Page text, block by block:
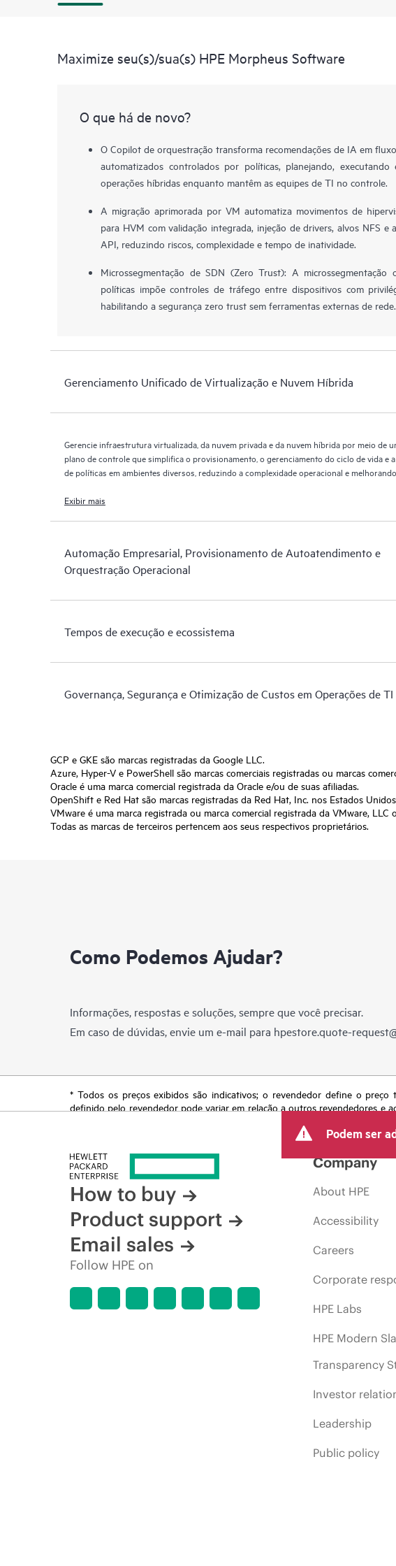
Maximize seu(s)/sua(s) HPE Morpheus Software
O que há de novo?
O Copilot de orquestração transforma recomendações de IA em
automatizados controlados por políticas, planejando, executando
operações híbridas enquanto mantêm as equipes de TI no controle.
A migração aprimorada por VM automatiza movimentos de
para HVM com validação integrada, injeção de drivers, alvos NFS e
API, reduzindo riscos, complexidade e tempo de inatividade.
Microssegmentação de SDN (Zero Trust): A microssegmentação
políticas impõe controles de tráfego entre dispositivos com
habilitando a segurança zero trust sem ferramentas externas de rede.
Gerenciamento Unificado de Virtualização e Nuvem Híbrida
Gerencie infraestrutura virtualizada, da nuvem privada e da nuvem híbrida por meio de
plano de controle que simplifica o provisionamento, o gerenciamento do ciclo de vida e
de políticas em ambientes diversos, reduzindo a complexidade operacional e
Exibir mais
Automação Empresarial, Provisionamento de Autoatendimento e
Orquestração Operacional
Tempos de execução e ecossistema
Governança, Segurança e Otimização de Custos em Operações de TI
GCP e GKE são marcas registradas da Google LLC.
Azure, Hyper-V e PowerShell são marcas comerciais registradas ou marcas
Oracle é uma marca comercial registrada da Oracle e/ou de suas afiliadas.
OpenShift e Red Hat são marcas registradas da Red Hat, Inc. nos Estados
VMware é uma marca registrada ou marca comercial registrada da VMware,
Todas as marcas de terceiros pertencem aos seus respectivos proprietários.
Como Podemos Ajudar?
Informações, respostas e soluções, sempre que você precisar.
Em caso de dúvidas, envie um e-mail para hpestore.quote-
* Todos os preços exibidos são indicativos; o revendedor define o
definido pelo revendedor pode variar em relação a outros revendedores e
de produtos restrita, promoção no fim da vida útil e erros em anúncios.
Podem ser
How to buy
Product support
Email sales
Follow HPE on
Company
About HPE
Accessibility
Careers
Corporate
HPE Labs
HPE Modern
Transparency
Investor
Leadership
Public policy